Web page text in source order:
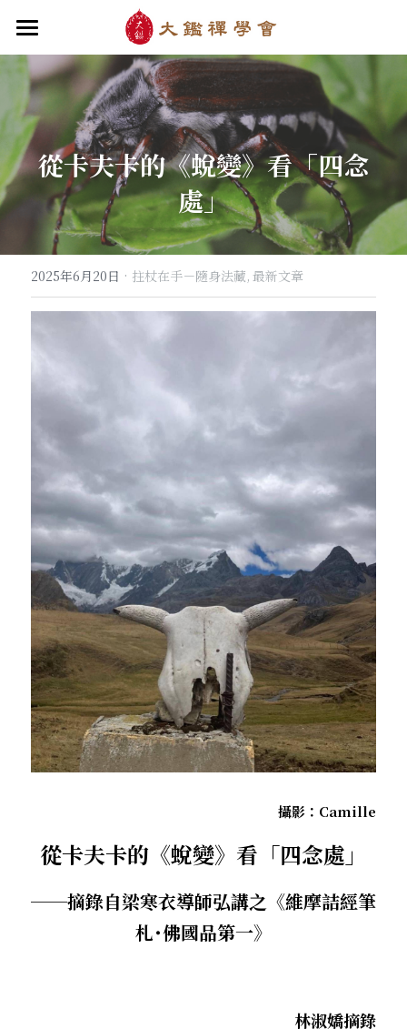
首頁
關於大鑑
成立緣起與宗旨
關於大鑑禪堂
道場內景
入會申請
大鑑導師
禪行者簡介
．梁寒衣
自畫像
．兩座山之間
．華嚴初始
．閱讀與人生（上）——談閱讀對自我生
命的啟發
．閱讀與人生（下）——談閱讀對自我生
命的啟發
．挑戰自我的魅力
．黃昏之悸
．焚不滅的心
．死生流注
．刺桐心木
．聽聽，隔山的道人！
梁寒衣著作（書目/序/評論）
他方之眼（報導/評論/學術研究）
最新消息/課程
芳嚴無涯/消息・活動
行向圓覺/課程・共修
教法/文章/思潮
華嚴智海/教觀、禪觀
宗門之眼/經藏之美
拄杖在手/論文・演講・座談・開示
拄杖在手/隨身法藏
寒雪付衣/散文・詩歌・偈贊
薔薇與棘原/現代小說・寓言小說・佛化小說
影之聲/電影內外觀
道在一切/影音
光光交會/導介・轉載
線上聆聽
【道德經】
行道瓔珞
千眼書屋/書籍．作品
搜索
聯絡我們
從卡夫卡的《蛻變》看「四念
處」
2025年6月20日 · 拄杖在手－隨身法藏, 最新文章
攝影：Camille
從卡夫卡的《蛻變》看「四念處」
──摘錄自梁寒衣導師弘講之《維摩詰經筆
札˙佛國品第一》
林淑嬌摘錄